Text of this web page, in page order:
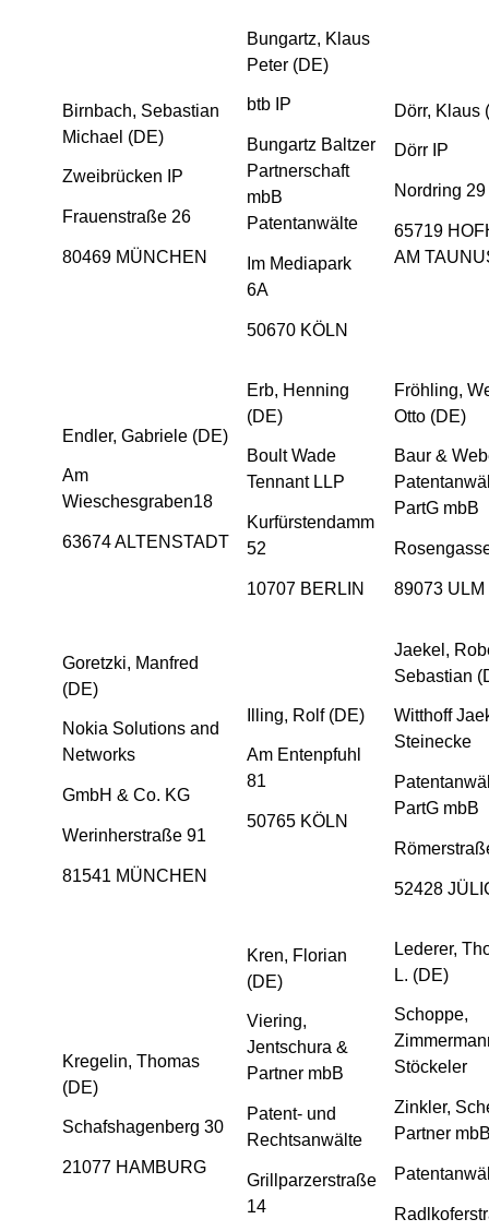
Birnbach, Sebastian
Michael (DE)
Zweibrücken IP
Frauenstraße 26
80469 MÜNCHEN
Bungartz, Klaus
Peter (DE)
btb IP
Bungartz Baltzer
Partnerschaft
mbB
Patentanwälte
Im Mediapark
6A
50670 KÖLN
Dörr, Klaus
Dörr IP
Nordring 29
65719
AM
Endler, Gabriele (DE)
Am
Wieschesgraben18
63674 ALTENSTADT
Erb, Henning
(DE)
Boult Wade
Tennant LLP
Kurfürstendamm
52
10707 BERLIN
Fröhling,
Otto (DE)
Baur &
PartG mbB
89073 ULM
Goretzki, Manfred
(DE)
Nokia Solutions and
Networks
GmbH & Co. KG
Werinherstraße 91
81541 MÜNCHEN
Illing, Rolf (DE)
Am Entenpfuhl
81
50765 KÖLN
Jaekel,
Sebastian
Witthoff
Steinecke
PartG mbB
52428
Kregelin, Thomas
(DE)
Schafshagenberg 30
21077 HAMBURG
Kren, Florian
(DE)
Viering,
Jentschura &
Partner mbB
Patent- und
Rechtsanwälte
Grillparzerstraße
14
Lederer,
L. (DE)
Schoppe,
Stöckeler
Zinkler,
Partner